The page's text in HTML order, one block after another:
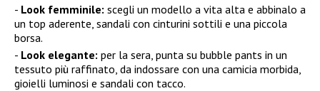
Look femminile: scegli un modello a vita alta e abbinalo a
un top aderente, sandali con cinturini sottili e una piccola
borsa.
Look elegante: per la sera, punta su bubble pants in un
tessuto più raffinato, da indossare con una camicia morbida,
gioielli luminosi e sandali con tacco.